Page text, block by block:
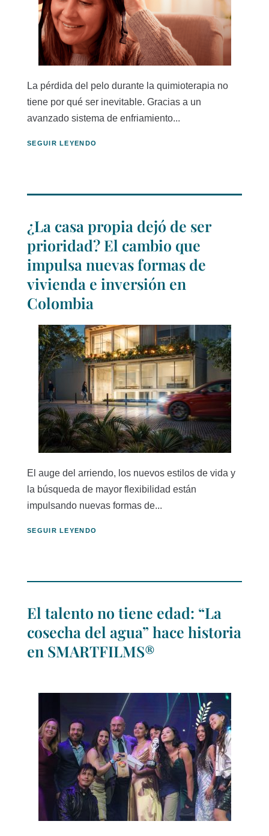
La pérdida del pelo durante la quimioterapia no
tiene por qué ser inevitable. Gracias a un
avanzado sistema de enfriamiento...
SEGUIR LEYENDO
¿La casa propia dejó de ser
prioridad? El cambio que
impulsa nuevas formas de
vivienda e inversión en
Colombia
El auge del arriendo, los nuevos estilos de vida y
la búsqueda de mayor flexibilidad están
impulsando nuevas formas de...
SEGUIR LEYENDO
El talento no tiene edad: “La
cosecha del agua” hace historia
en SMARTFILMS®